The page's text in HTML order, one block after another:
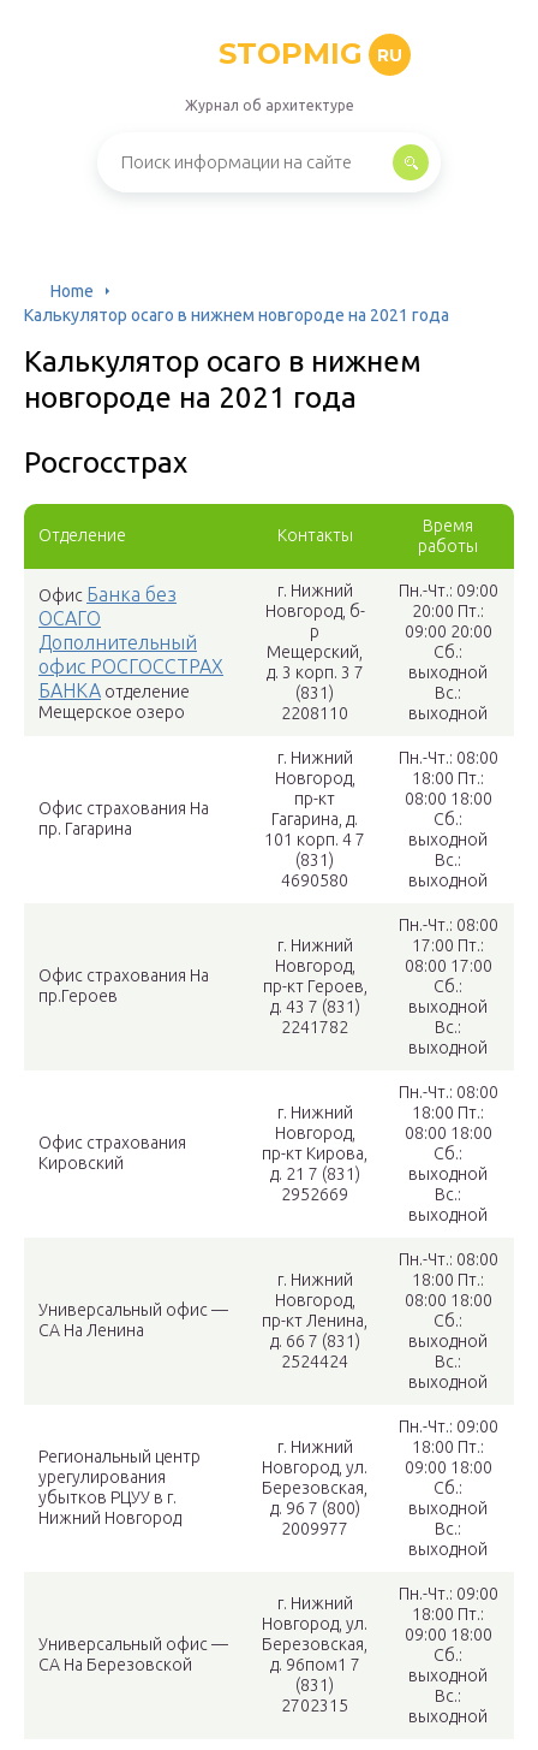
STOPMIG RU
Журнал об архитектуре
Home
Калькулятор осаго в нижнем новгороде на 2021 года
Калькулятор осаго в нижнем
новгороде на 2021 года
Росгосстрах
Отделение Контакты
Время
работы
Офис Банка без
ОСАГО
Дополнительный
офис РОСГОССТРАХ
БАНКА отделение
Мещерское озеро
г. Нижний
Новгород, б-
р
Мещерский,
д. 3 корп. 3 7
(831)
2208110
Пн.-Чт.: 09:00
20:00 Пт.:
09:00 20:00
Сб.:
выходной
Вс.:
выходной
Офис страхования На
пр. Гагарина
г. Нижний
Новгород,
пр-кт
Гагарина, д.
101 корп. 4 7
(831)
4690580
Пн.-Чт.: 08:00
18:00 Пт.:
08:00 18:00
Сб.:
выходной
Вс.:
выходной
Офис страхования На
пр.Героев
г. Нижний
Новгород,
пр-кт Героев,
д. 43 7 (831)
2241782
Пн.-Чт.: 08:00
17:00 Пт.:
08:00 17:00
Сб.:
выходной
Вс.:
выходной
Офис страхования
Кировский
г. Нижний
Новгород,
пр-кт Кирова,
д. 21 7 (831)
2952669
Пн.-Чт.: 08:00
18:00 Пт.:
08:00 18:00
Сб.:
выходной
Вс.:
выходной
Универсальный офис —
СА На Ленина
г. Нижний
Новгород,
пр-кт Ленина,
д. 66 7 (831)
2524424
Пн.-Чт.: 08:00
18:00 Пт.:
08:00 18:00
Сб.:
выходной
Вс.:
выходной
Региональный центр
урегулирования
убытков РЦУУ в г.
Нижний Новгород
г. Нижний
Новгород, ул.
Березовская,
д. 96 7 (800)
2009977
Пн.-Чт.: 09:00
18:00 Пт.:
09:00 18:00
Сб.:
выходной
Вс.:
выходной
Универсальный офис —
СА На Березовской
г. Нижний
Новгород, ул.
Березовская,
д. 96пом1 7
(831)
2702315
Пн.-Чт.: 09:00
18:00 Пт.:
09:00 18:00
Сб.:
выходной
Вс.:
выходной